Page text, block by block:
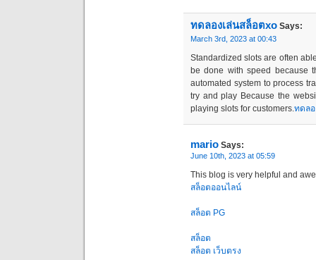
ทดลองเล่นสล็อตxo Says:
March 3rd, 2023 at 00:43
Standardized slots are often
be done with speed because
automated system to process
try and play Because the
playing slots for customers.ทดลอ
mario Says:
June 10th, 2023 at 05:59
This blog is very helpful and
สล็อตออนไลน์
สล็อต PG
สล็อต
สล็อต เว็บตรง